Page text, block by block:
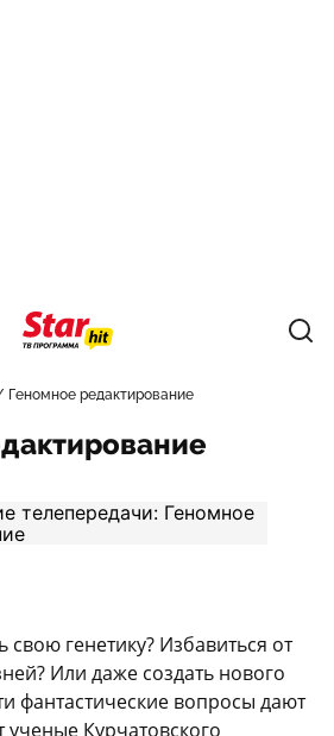
Геномное редактирование
генетику? Избавиться от
Или даже создать нового
фантастические вопросы дают
ученые Курчатовского